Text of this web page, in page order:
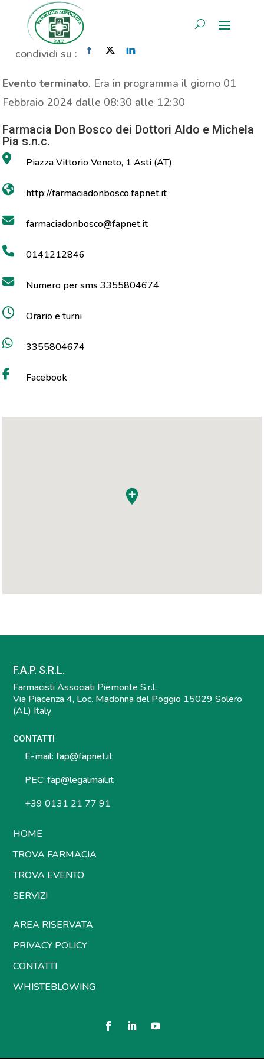
AREA RISERVATA
Propaganda Prolife
Home» Evento» Propaganda Prolife
condividi su :
Evento terminato. Era in programma il giorno 01
Febbraio 2024 dalle 08:30 alle 12:30
Farmacia Don Bosco dei Dottori Aldo e Michela
Pia s.n.c.
Piazza Vittorio Veneto, 1 Asti (AT)
http://farmaciadonbosco.fapnet.it
farmaciadonbosco@fapnet.it
0141212846
Numero per sms 3355804674
Orario e turni
3355804674
Facebook
F.A.P. S.R.L.
Farmacisti Associati Piemonte S.r.l.
Via Piacenza 4, Loc. Madonna del Poggio 15029 Solero
(AL) Italy
CONTATTI
E-mail: fap@fapnet.it
PEC: fap@legalmail.it
+39 0131 21 77 91
HOME
TROVA FARMACIA
TROVA EVENTO
SERVIZI
AREA RISERVATA
PRIVACY POLICY
CONTATTI
WHISTEBLOWING